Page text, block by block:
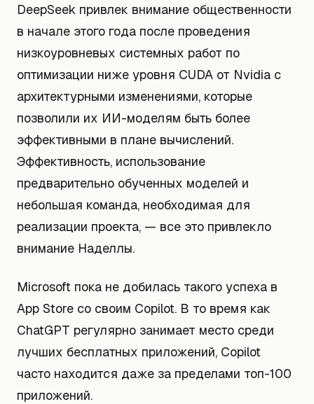
DeepSeek привлек внимание общественности
в начале этого года после проведения
низкоуровневых системных работ по
оптимизации ниже уровня CUDA от Nvidia с
архитектурными изменениями, которые
позволили их ИИ-моделям быть более
эффективными в плане вычислений.
Эффективность, использование
предварительно обученных моделей и
небольшая команда, необходимая для
реализации проекта, — все это привлекло
внимание Наделлы.
Microsoft пока не добилась такого успеха в
App Store со своим Copilot. В то время как
ChatGPT регулярно занимает место среди
лучших бесплатных приложений, Copilot
часто находится даже за пределами топ-100
приложений.